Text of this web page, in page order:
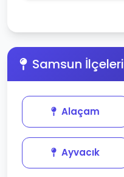
Samsun İlçeleri
Alaçam
Ayvacık